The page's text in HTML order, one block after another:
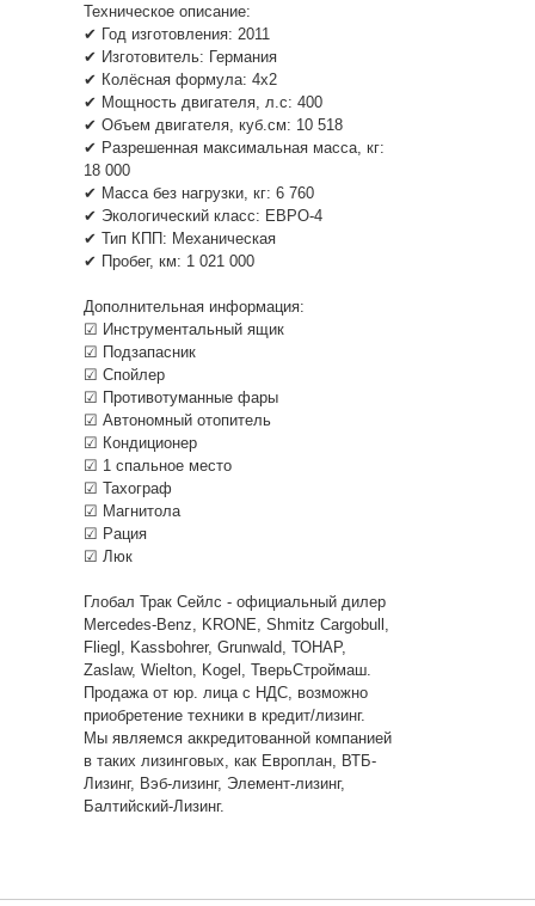
Техническое описание:
✔ Год изготовления: 2011
✔ Изготовитель: Германия
✔ Колёсная формула: 4х2
✔ Мощность двигателя, л.с: 400
✔ Объем двигателя, куб.см: 10 518
✔ Разрешенная максимальная масса, кг:
18 000
✔ Масса без нагрузки, кг: 6 760
✔ Экологический класс: ЕВРО-4
✔ Тип КПП: Механическая
✔ Пробег, км: 1 021 000
Дополнительная информация:
☑ Инструментальный ящик
☑ Подзапасник
☑ Спойлер
☑ Противотуманные фары
☑ Автономный отопитель
☑ Кондиционер
☑ 1 спальное место
☑ Тахограф
☑ Магнитола
☑ Рация
☑ Люк
Глобал Трак Сейлс - официальный дилер
Mercedes-Benz, KRONE, Shmitz Cargobull,
Fliegl, Kassbohrer, Grunwald, ТОНАР,
Zaslaw, Wielton, Kogel, ТверьСтроймаш.
Продажа от юр. лица с НДС, возможно
приобретение техники в кредит/лизинг.
Мы являемся аккредитованной компанией
в таких лизинговых, как Европлан, ВТБ-
Лизинг, Вэб-лизинг, Элемент-лизинг,
Балтийский-Лизинг.